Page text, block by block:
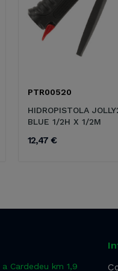
PTR00520
HIDROPISTOLA
BLUE 1/2H X 1/2M
12,47 €
Cardedeu km 1,9